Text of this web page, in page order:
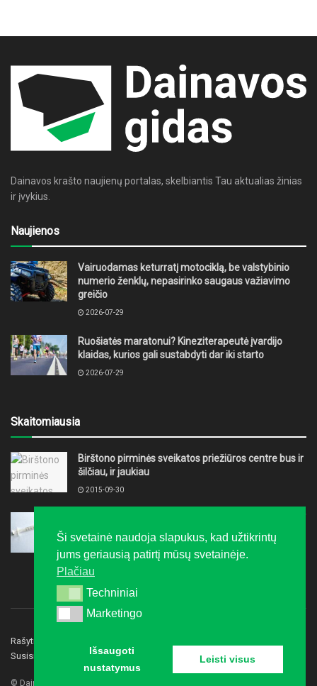
Dainavos krašto naujienų portalas, skelbiantis Tau aktualias žinias
ir įvykius.
Naujienos
Vairuodamas keturratį motociklą, be valstybinio
numerio ženklų, nepasirinko saugaus važiavimo
greičio
2026-07-29
Ruošiatės maratonui? Kineziterapeutė įvardijo
klaidas, kurios gali sustabdyti dar iki starto
2026-07-29
Skaitomiausia
Birštono pirminės sveikatos priežiūros centre bus ir
šilčiau, ir jaukiau
2015-09-30
infekcijos atvejai
2017-07-08
Rašyti redakcijai
Susisiekite
© Dainavos gidas
Ši svetainė naudoja slapukus, kad užtikrintų
jums geriausią patirtį mūsų svetainėje.
Plačiau
Techniniai
Techniniai
Marketingo
Marketingo
Išsaugoti
nustatymus
Leisti visus